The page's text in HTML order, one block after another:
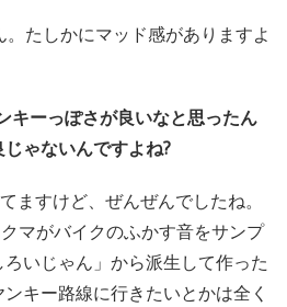
。たしかにマッド感がありますよ
キーっぽさが良いなと思ったん
ゃないんですよね?
ますけど、ぜんぜんでしたね。
マがバイクのふかす音をサンプ
いじゃん」から派生して作った
キー路線に行きたいとかは全く